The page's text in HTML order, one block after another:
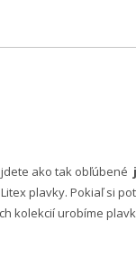
ako tak obľúbené
plavky. Pokiaľ si
kolekcií urobíme